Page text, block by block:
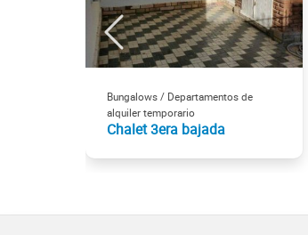
Bungalows / Departamentos de
alquiler temporario
Chalet 3era bajada